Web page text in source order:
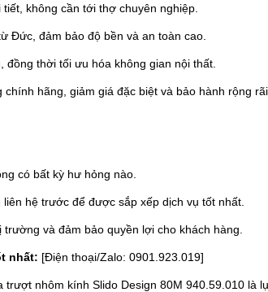
không cần tới thợ chuyên nghiệp.
Đức, đảm bảo độ bền và an toàn cao.
thời tối ưu hóa không gian nội thất.
chính hãng, giảm giá đặc biệt và bảo hành rộng
có bất kỳ hư hỏng nào.
hệ trước để được sắp xếp dịch vụ tốt nhất.
và đảm bảo quyền lợi cho khách hàng.
nhất: [Điện thoại/Zalo: 0901.923.019]
nhôm kính Slido Design 80M 940.59.010 là